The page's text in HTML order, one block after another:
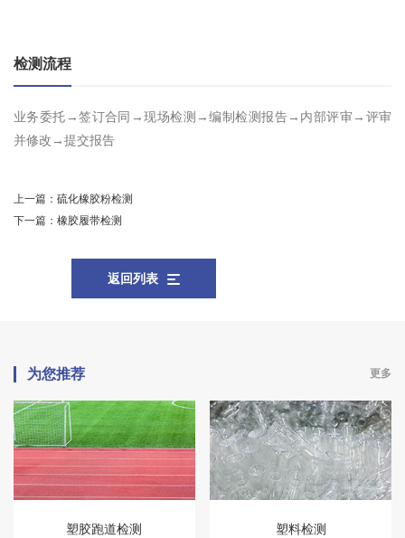
检测流程
业务委托→签订合同→现场检测→编制检测报告→内部评审→评审
并修改→提交报告
上一篇： 硫化橡胶粉检测
下一篇： 橡胶履带检测
返回列表
为您推荐 更多
塑胶跑道检测 塑料检测